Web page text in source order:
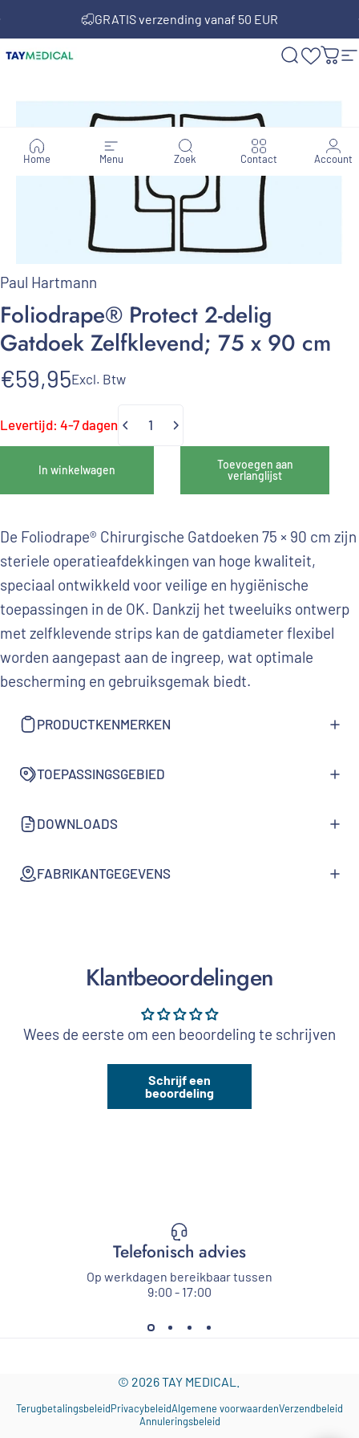
Ga naar inhoud
GRATIS verzending vanaf 50 EUR
TAY MEDICAL
Home Menu Zoek Contact Account
Paul Hartmann
Foliodrape® Protect 2-delig
GatdoekZelfklevend; 75 x 90 cm
€59,95Excl. Btw
Levertijd: 4-7 dagen
In winkelwagen
Toevoegen aan
verlanglijst
De Foliodrape® Chirurgische Gatdoeken 75 × 90 cm zijn
steriele operatieafdekkingen van hoge kwaliteit,
speciaal ontwikkeld voor veilige en hygiënische
toepassingen in de OK. Dankzij het tweeluiks ontwerp
met zelfklevende strips kan de gatdiameter flexibel
worden aangepast aan de ingreep, wat optimale
bescherming en gebruiksgemak biedt.
PRODUCTKENMERKEN
TOEPASSINGSGEBIED
DOWNLOADS
FABRIKANTGEGEVENS
Klantbeoordelingen
Wees de eerste om een beoordeling te schrijven
Schrijf een
beoordeling
Telefonisch advies
Op werkdagen bereikbaar tussen
9:00 - 17:00
© 2026 TAY MEDICAL.
TerugbetalingsbeleidPrivacybeleidAlgemene voorwaardenVerzendbeleid
Annuleringsbeleid